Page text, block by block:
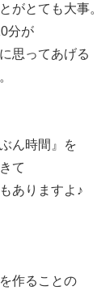
がとても大事。
分が
思ってあげる
ん時間』を
て
ありますよ♪
作ることの